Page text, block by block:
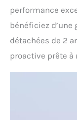
performance
bénéficiez
détachées de 2
proactive prête à